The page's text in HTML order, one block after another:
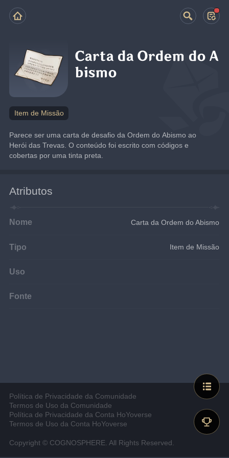
Carta da Ordem do A
bismo
Item de Missão
Parece ser uma carta de desafio da Ordem do Abismo ao
Herói das Trevas. O conteúdo foi escrito com códigos e
cobertas por uma tinta preta.
Atributos
Nome Carta da Ordem do Abismo
Tipo Item de Missão
Uso
Fonte
Política de Privacidade da Comunidade
Termos de Uso da Comunidade
Política de Privacidade da Conta HoYoverse
Termos de Uso da Conta HoYoverse
Copyright © COGNOSPHERE. All Rights Reserved.